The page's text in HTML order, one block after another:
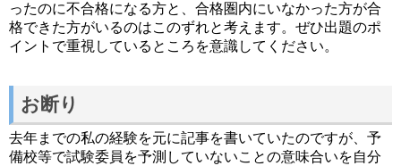
ったのに不合格になる方と、合格圏内にいなかった方が合
格できた方がいるのはこのずれと考えます。ぜひ出題のポ
イントで重視しているところを意識してください。
お断り
去年までの私の経験を元に記事を書いていたのですが、予
備校等で試験委員を予測していないことの意味合いを自分